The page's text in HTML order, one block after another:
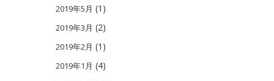
2019年5月 (1)
2019年3月 (2)
2019年2月 (1)
2019年1月 (4)